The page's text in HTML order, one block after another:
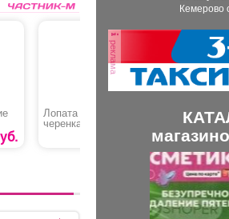
Лопата штыковая без
черенка К2
272 руб.
Ударный
BL-20-600»
Кемерово
реклама